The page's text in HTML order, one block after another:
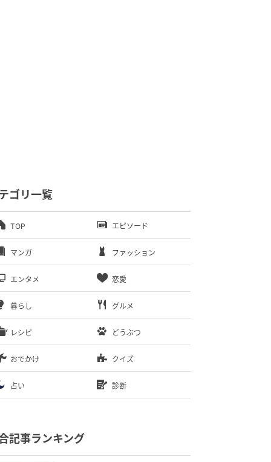
ゴリ一覧
TOP エピソード
マンガ ファッション
エンタメ 恋愛
暮らし グルメ
レシピ どうぶつ
おでかけ クイズ
占い 診断
記事ランキング